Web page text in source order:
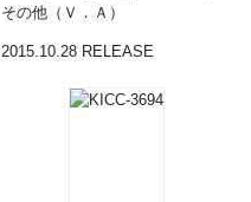
その他（Ｖ．Ａ）
2015.10.28 RELEASE